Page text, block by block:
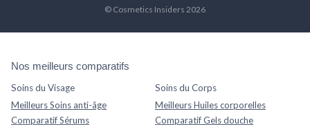
© Cosmetics Insiders 2026
Nos meilleurs comparatifs
Soins du Visage
Meilleurs Soins anti-âge
Comparatif Sérums
Soins du Corps
Meilleurs Huiles corporelles
Comparatif Gels douche